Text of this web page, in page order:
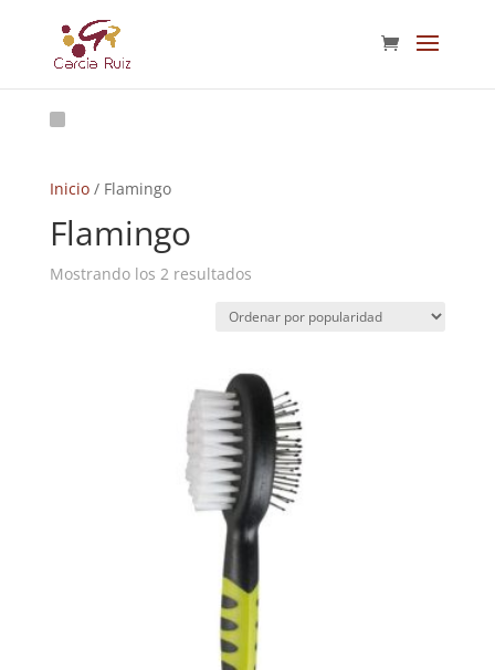
Inicio/ Flamingo
Flamingo
Mostrando los 2 resultadosOrdenado
popularidad